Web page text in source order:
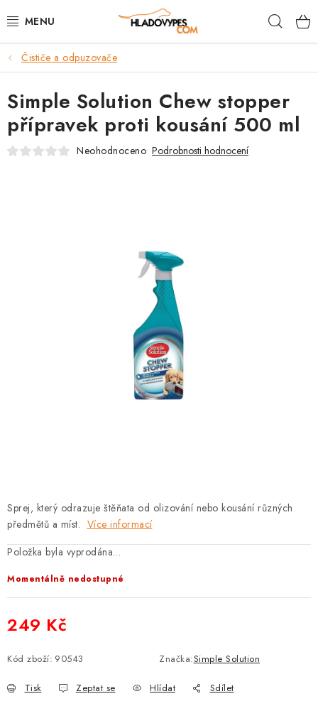
na
POTŘEBY PRO PSY
TAMI PŘEPRAVNÍ BOXY
SPORT SE PSEM
Podmínky ochrany osobních údajů
FAQ
Čističe a odpuzovače
Sprej, který odrazuje štěňata od olizování nebo kousání různých
předmětů a míst. Více informací
Položka byla vyprodána…
Momentálně nedostupné
249 Kč
Kód zboží: 90543 Značka:Simple Solution
Tisk Zeptat se Hlídat Sdílet
Simple Solution Chew stopper
přípravek proti kousání 500 ml
Neohodnoceno Podrobnosti hodnocení